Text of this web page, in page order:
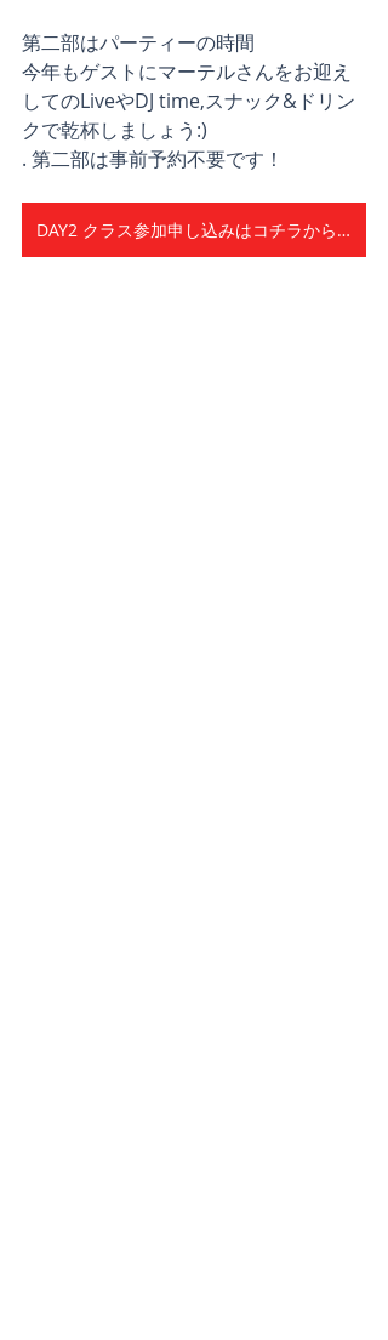
第二部はパーティーの時間
今年もゲストにマーテルさんをお迎え
してのLiveやDJ time,スナック&ドリン
クで乾杯しましょう:)
. 第二部は事前予約不要です！
DAY2 クラス参加申し込みはコチラから！